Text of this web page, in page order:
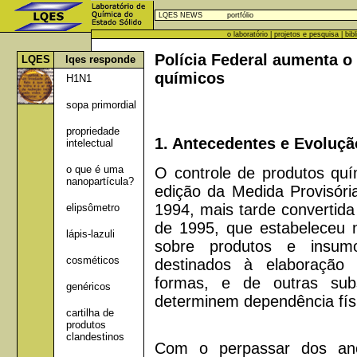
LQES NEWS portfólio
o laboratório projetos e pesquisa
LQES
lqes responde
H1N1
sopa primordial
propriedade
intelectual
o que é uma
nanopartícula?
elipsômetro
lápis-lazuli
cosméticos
genéricos
cartilha de
produtos
clandestinos
Polícia Federal aumenta
químicos
1. Antecedentes e
O controle de produtos
edição da Medida
1994, mais tarde
de 1995, que estabeleceu
sobre produtos e
destinados à
formas, e de outras
determinem dependência
Com o perpassar dos